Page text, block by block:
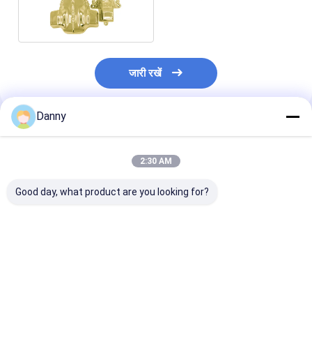
जारी रखें
अनुशंसित उत्पाद
Danny
2:30 AM
Good day, what product are you looking for?